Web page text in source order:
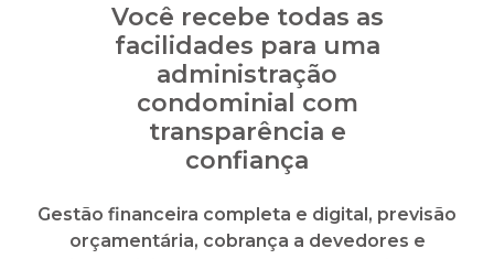
Gestão financeira completa e digital, previsão
orçamentária, cobrança a devedores e
diferenciais, como o cartão de crédito do
condomínio** e assessoria especializada para o
eSocial e a EFD-Reinf. Além disso, com o app CIPA
Condomínios, síndicos e condôminos têm acesso
a funcionalidades como 2ª via de boletos,
extratos, aviso de encomendas, dentre outras.